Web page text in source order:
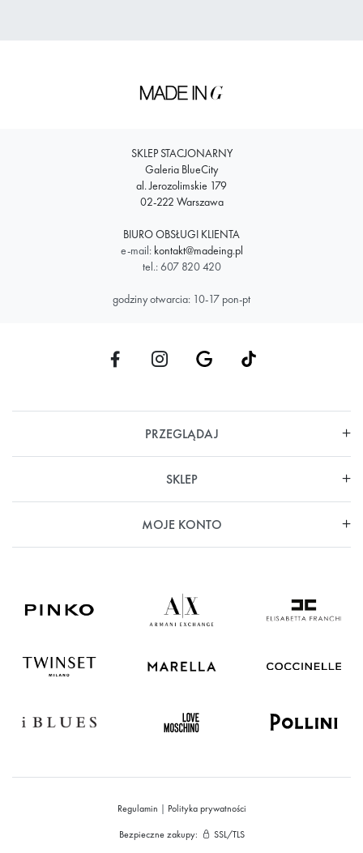
SKLEP STACJONARNY
Galeria BlueCity
al. Jerozolimskie 179
02-222 Warszawa
BIURO OBSŁUGI KLIENTA
e-mail: kontakt@madeing.pl
tel.: 607 820 420
godziny otwarcia: 10-17 pon-pt
PRZEGLĄDAJ
SKLEP
MOJE KONTO
Regulamin | Polityka prywatności
Bezpieczne zakupy:
SSL/TLS